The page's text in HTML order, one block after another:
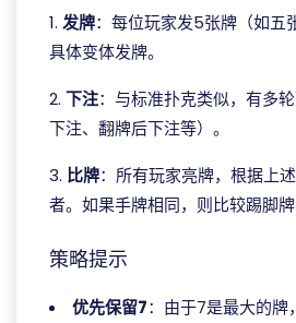
1. 发牌：每位玩家发5张牌（如五
具体变体发牌。
2. 下注：与标准扑克类似，有多
下注、翻牌后下注等）。
3. 比牌：所有玩家亮牌，根据上
者。如果手牌相同，则比较踢脚牌
策略提示
优先保留7：由于7是最大的